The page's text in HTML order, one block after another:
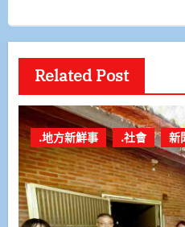
Related Post
.地方新鮮事 .社會 新